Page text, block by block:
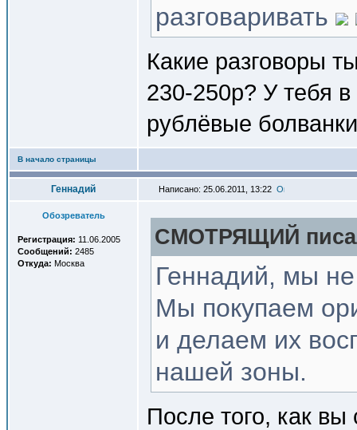
разговаривать
Какие разговоры
230-250р? У тебя
рублёвые
В начало страницы
Геннадий Написано: 25.06.2011, 13:22
Обозреватель
Регистрация: 11.06.2005
Сообщений: 2485
Откуда: Москва
СМОТРЯЩИЙ
Геннадий, мы
Мы покупаем
и делаем их
нашей зоны.
После того, как вы